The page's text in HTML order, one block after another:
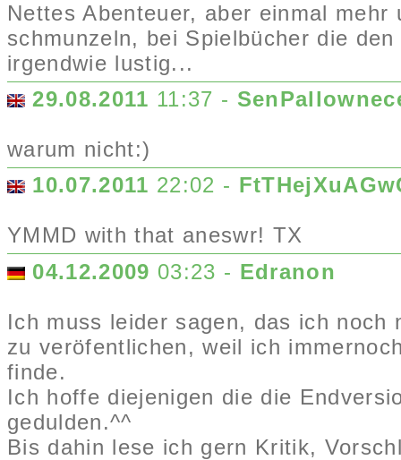
Nettes Abenteuer, aber einmal
schmunzeln, bei Spielbücher die
irgendwie lustig...
29.08.2011 11:37 -
warum nicht:)
10.07.2011 22:02 -
YMMD with that aneswr! TX
04.12.2009 03:23 - Edranon
Ich muss leider sagen, das ich
zu veröfentlichen, weil ich
finde.
Ich hoffe diejenigen die die
gedulden.^^
Bis dahin lese ich gern Kritik,